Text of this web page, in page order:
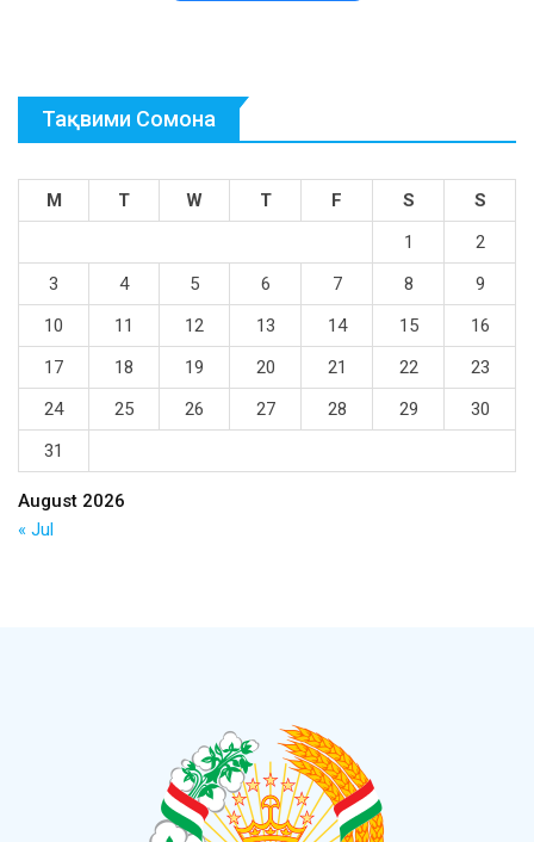
Тақвими Сомона
August 2026
M T W T F S
S
1
2
3
4 5 6 7 8
9
10
11 12 13 14 15
16
17
18 19 20 21 22
23
24
25 26 27 28 29
30
31
« Jul